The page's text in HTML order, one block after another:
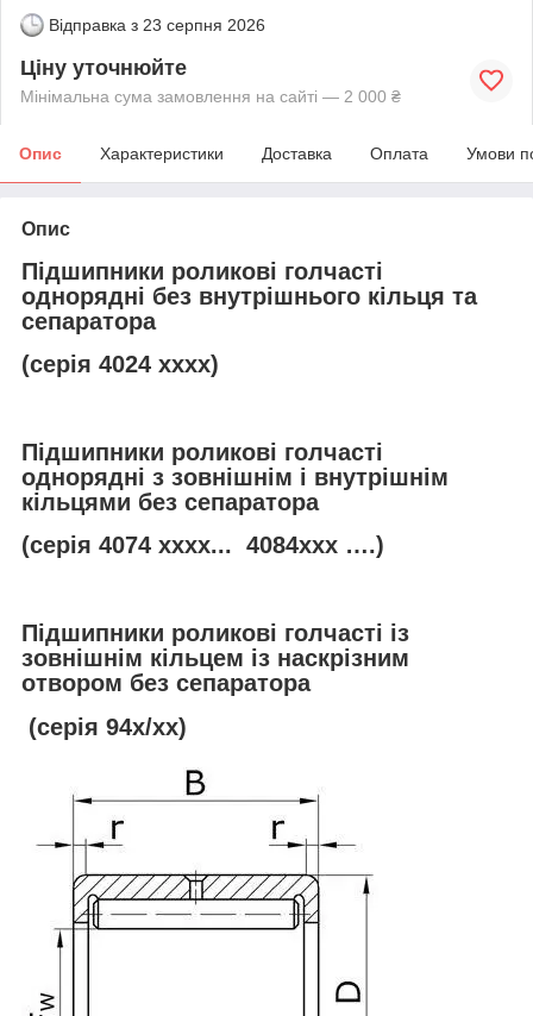
Відправка з 23 серпня 2026
Ціну уточнюйте
Мінімальна сума замовлення на сайті — 2 000 ₴
Опис Характеристики Доставка Оплата Умови
Опис
Підшипники роликові голчасті
однорядні без внутрішнього кільця та
сепаратора
(серія 4024 ххxx)
Підшипники роликові голчасті
однорядні з зовнішнім і внутрішнім
кільцями без сепаратора
(серія 4074 ххxx... 4084ххх ….)
Підшипники роликові голчасті із
зовнішнім кільцем із наскрізним
отвором без сепаратора
(серія 94х/хх)